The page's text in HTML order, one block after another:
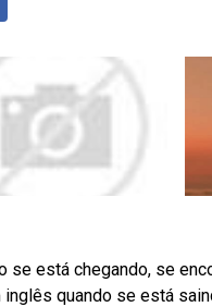
está chegando, se
quando se está